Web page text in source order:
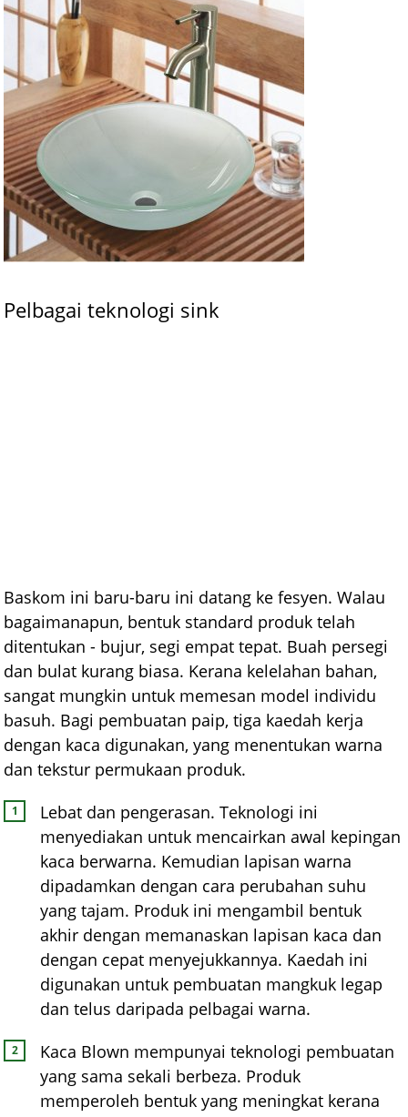
Pelbagai teknologi sink
Baskom ini baru-baru ini datang ke fesyen. Walau
bagaimanapun, bentuk standard produk telah
ditentukan - bujur, segi empat tepat. Buah persegi
dan bulat kurang biasa. Kerana kelelahan bahan,
sangat mungkin untuk memesan model individu
basuh. Bagi pembuatan paip, tiga kaedah kerja
dengan kaca digunakan, yang menentukan warna
dan tekstur permukaan produk.
Lebat dan pengerasan. Teknologi ini
menyediakan untuk mencairkan awal kepingan
kaca berwarna. Kemudian lapisan warna
dipadamkan dengan cara perubahan suhu
yang tajam. Produk ini mengambil bentuk
akhir dengan memanaskan lapisan kaca dan
dengan cepat menyejukkannya. Kaedah ini
digunakan untuk pembuatan mangkuk legap
dan telus daripada pelbagai warna.
Kaca Blown mempunyai teknologi pembuatan
yang sama sekali berbeza. Produk
memperoleh bentuk yang meningkat kerana